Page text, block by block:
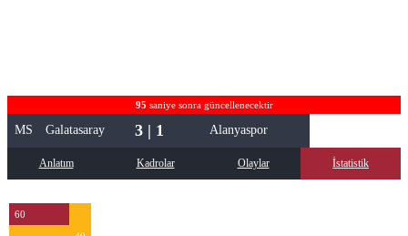
95 saniye sonra güncellenecektir
MS Galatasaray 3 | 1 Alanyaspor
Anlatım Kadrolar Olaylar İstatistik
60